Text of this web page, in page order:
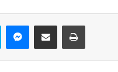
Skype Messenger
E-Posta ile paylaş Yazdır